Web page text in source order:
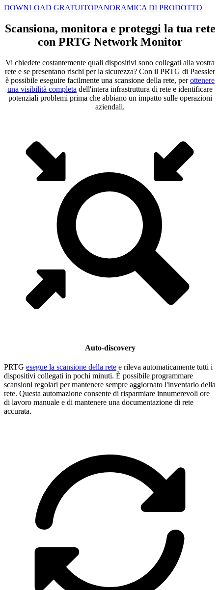
DOWNLOAD GRATUITOPANORAMICA DI PRODOTTO
Scansiona, monitora e proteggi la tua rete
con PRTG Network Monitor
Vi chiedete costantemente quali dispositivi sono collegati alla vostra
rete e se presentano rischi per la sicurezza? Con il PRTG di Paessler
è possibile eseguire facilmente una scansione della rete, perottenere
una visibilità completa dell'intera infrastruttura di rete e identificare
potenziali problemi prima che abbiano un impatto sulle operazioni
aziendali.
Auto-discovery
PRTG esegue la scansione della rete e rileva automaticamente tutti i
dispositivi collegati in pochi minuti. È possibile programmare
scansioni regolari per mantenere sempre aggiornato l'inventario della
rete. Questa automazione consente di risparmiare innumerevoli ore
di lavoro manuale e di mantenere una documentazione di rete
accurata.